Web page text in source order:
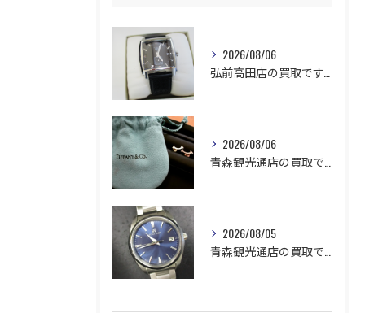
2026/08/06
2026/08/06
2026/08/05